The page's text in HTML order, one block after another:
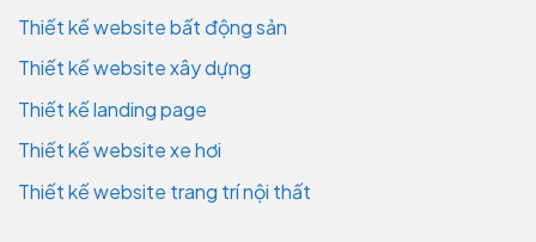
Thiết kế website bất động sản
Thiết kế website xây dựng
Thiết kế landing page
Thiết kế website xe hơi
Thiết kế website trang trí nội thất